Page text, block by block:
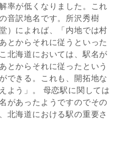
率が低くなりました。これ
音訳地名です。所沢秀樹
）によれば、「内地では村
とからそれに従うといった
北海道においては、駅名が
とからそれに従ったという
できる。これも、開拓地な
よう」。 母恋駅に関しては
があったようですのでその
北海道における駅の重要さ